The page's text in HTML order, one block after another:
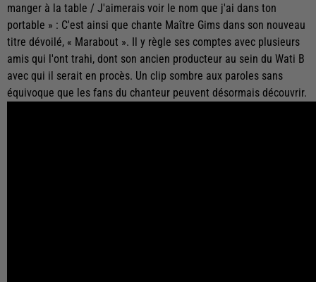
manger à la table / J'aimerais voir le nom que j'ai dans ton
portable » : C'est ainsi que chante Maître Gims dans son nouveau
titre dévoilé, « Marabout ». Il y règle ses comptes avec plusieurs
amis qui l'ont trahi, dont son ancien producteur au sein du Wati B
avec qui il serait en procès. Un clip sombre aux paroles sans
équivoque que les fans du chanteur peuvent désormais découvrir.